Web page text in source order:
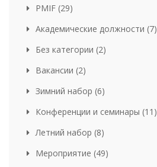
PMIF (29)
Академические должности (7)
Без категории (2)
Вакансии (2)
Зимний набор (6)
Конференции и семинары (11)
Летний набор (8)
Мероприятие (49)